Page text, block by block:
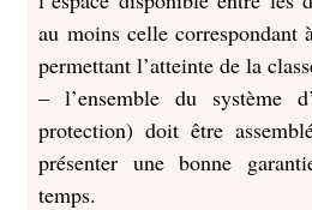
au moins celle correspondant
permettant l’atteinte de la
– l’ensemble du système
protection) doit être
présenter une bonne
temps.